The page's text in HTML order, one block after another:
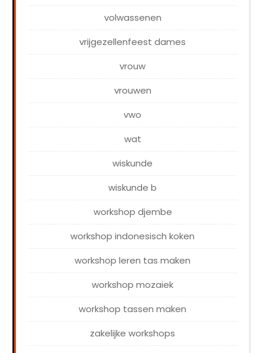
volwassenen
vrijgezellenfeest dames
vrouw
vrouwen
vwo
wat
wiskunde
wiskunde b
workshop djembe
workshop indonesisch koken
workshop leren tas maken
workshop mozaiek
workshop tassen maken
zakelijke workshops